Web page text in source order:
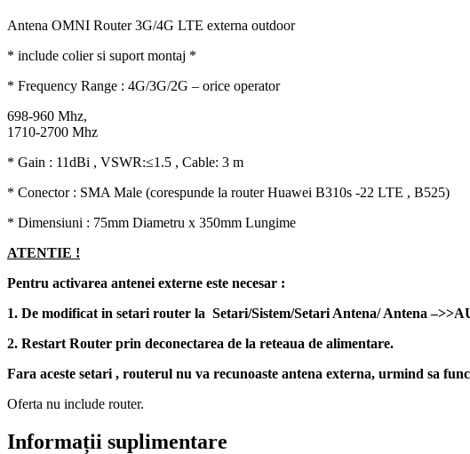
Antena OMNI Router 3G/4G LTE externa outdoor
* include colier si suport montaj *
* Frequency Range : 4G/3G/2G – orice operator
698-960 Mhz,
1710-2700 Mhz
* Gain : 11dBi , VSWR:≤1.5 , Cable: 3 m
* Conector : SMA Male (corespunde la router Huawei B310s -22 LTE , B525)
* Dimensiuni : 75mm Diametru x 350mm Lungime
ATENTIE !
Pentru activarea antenei externe este necesar :
1. De modificat in setari router la Setari/Sistem/Setari Antena/ Antena
2. Restart Router prin deconectarea de la reteaua de alimentare.
Fara aceste setari , routerul nu va recunoaste antena externa, urmind sa
Oferta nu include router.
Informații suplimentare